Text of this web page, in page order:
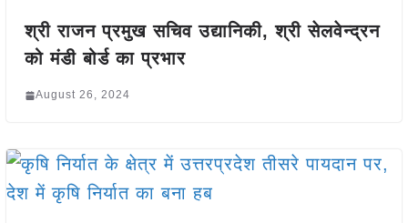
श्री राजन प्रमुख सचिव उद्यानिकी, श्री सेलवेन्द्रन
को मंडी बोर्ड का प्रभार
August 26, 2024